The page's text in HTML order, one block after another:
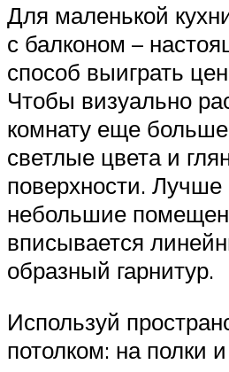
Для маленькой
с балконом –
способ выиграть
Чтобы визуально
комнату еще
светлые цвета и
поверхности. Лучше
небольшие
вписывается
образный гарнитур.
Используй
потолком: на полки